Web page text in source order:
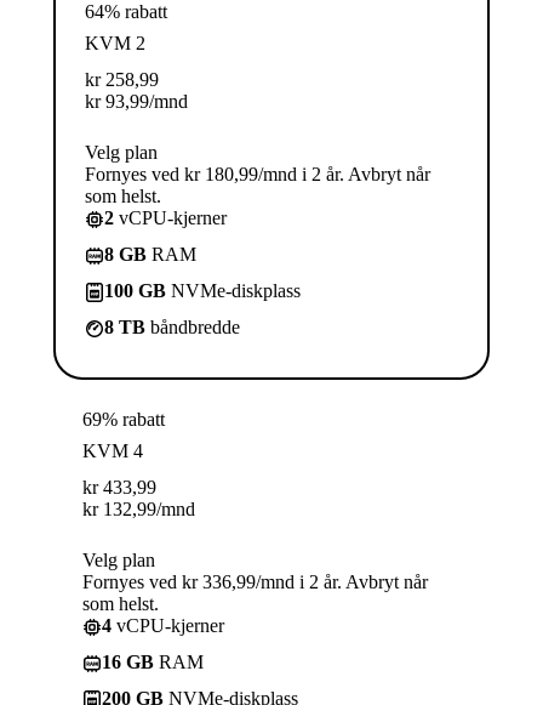
64% rabatt
KVM 2
kr 258,99
kr 93,99/mnd
Velg plan
Fornyes ved kr 180,99/mnd i 2 år. Avbryt når
som helst.
2 vCPU-kjerner
8 GB RAM
100 GB NVMe-diskplass
8 TB båndbredde
69% rabatt
KVM 4
kr 433,99
kr 132,99/mnd
Velg plan
Fornyes ved kr 336,99/mnd i 2 år. Avbryt når
som helst.
4 vCPU-kjerner
16 GB RAM
200 GB NVMe-diskplass